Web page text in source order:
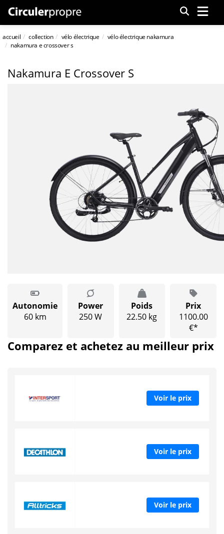
Menu
accueil collection vélo électrique
vélo électrique nakamura
nakamura e crossover s
Nakamura E Crossover S
Autonomie
60 km
Power
250 W
Poids
22.50 kg
Prix
1100.00
€*
Comparez et achetez au meilleur prix
Voir le prix
Voir le prix
Voir le prix